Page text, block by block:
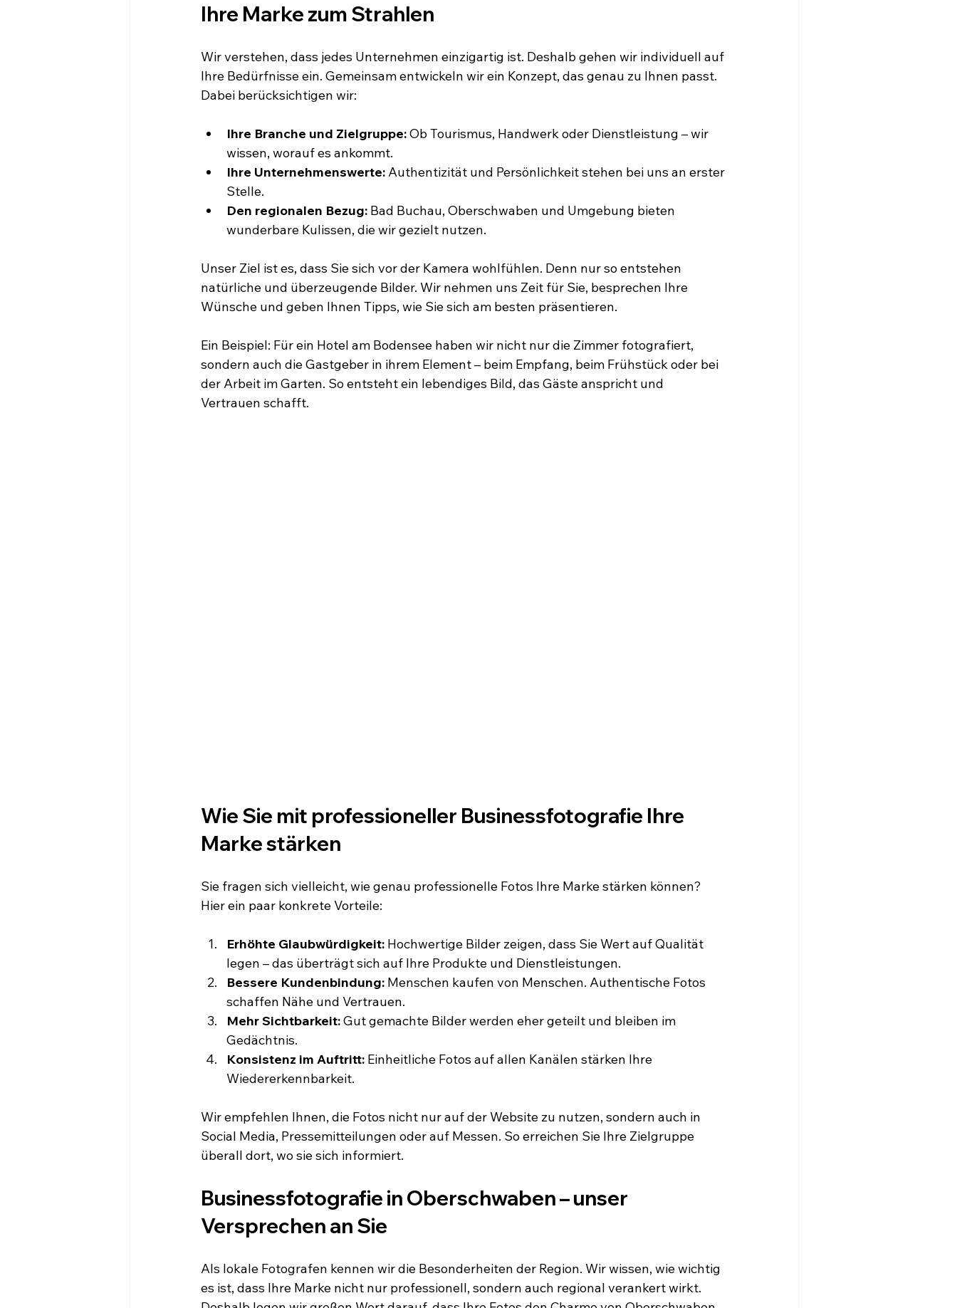
HOME SERVICES WORK ABOUT CONTACT
Ihre Marke zum Strahlen
Wir verstehen, dass jedes Unternehmen einzigartig ist. Deshalb gehen wir individuell auf
Ihre Bedürfnisse ein. Gemeinsam entwickeln wir ein Konzept, das genau zu Ihnen passt.
Dabei berücksichtigen wir:
Ihre Branche und Zielgruppe: Ob Tourismus, Handwerk oder Dienstleistung – wir
wissen, worauf es ankommt.
Ihre Unternehmenswerte: Authentizität und Persönlichkeit stehen bei uns an erster
Stelle.
Den regionalen Bezug: Bad Buchau, Oberschwaben und Umgebung bieten
wunderbare Kulissen, die wir gezielt nutzen.
Unser Ziel ist es, dass Sie sich vor der Kamera wohlfühlen. Denn nur so entstehen
natürliche und überzeugende Bilder. Wir nehmen uns Zeit für Sie, besprechen Ihre
Wünsche und geben Ihnen Tipps, wie Sie sich am besten präsentieren.
Ein Beispiel: Für ein Hotel am Bodensee haben wir nicht nur die Zimmer fotografiert,
sondern auch die Gastgeber in ihrem Element – beim Empfang, beim Frühstück oder bei
der Arbeit im Garten. So entsteht ein lebendiges Bild, das Gäste anspricht und
Vertrauen schafft.
Wie Sie mit professioneller Businessfotografie Ihre
Marke stärken
Sie fragen sich vielleicht, wie genau professionelle Fotos Ihre Marke stärken können?
Hier ein paar konkrete Vorteile:
Erhöhte Glaubwürdigkeit: Hochwertige Bilder zeigen, dass Sie Wert auf Qualität
legen – das überträgt sich auf Ihre Produkte und Dienstleistungen.
Bessere Kundenbindung: Menschen kaufen von Menschen. Authentische Fotos
schaffen Nähe und Vertrauen.
Mehr Sichtbarkeit: Gut gemachte Bilder werden eher geteilt und bleiben im
Gedächtnis.
Konsistenz im Auftritt: Einheitliche Fotos auf allen Kanälen stärken Ihre
Wiedererkennbarkeit.
Wir empfehlen Ihnen, die Fotos nicht nur auf der Website zu nutzen, sondern auch in
Social Media, Pressemitteilungen oder auf Messen. So erreichen Sie Ihre Zielgruppe
überall dort, wo sie sich informiert.
Businessfotografie in Oberschwaben – unser
Versprechen an Sie
Als lokale Fotografen kennen wir die Besonderheiten der Region. Wir wissen, wie wichtig
es ist, dass Ihre Marke nicht nur professionell, sondern auch regional verankert wirkt.